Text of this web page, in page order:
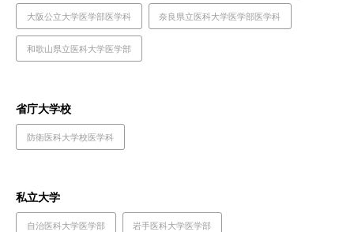
大阪公立大学医学部医学科 奈良県立医科大学医学部医学科
和歌山県立医科大学医学部
省庁大学校
防衛医科大学校医学科
私立大学
自治医科大学医学部 岩手医科大学医学部